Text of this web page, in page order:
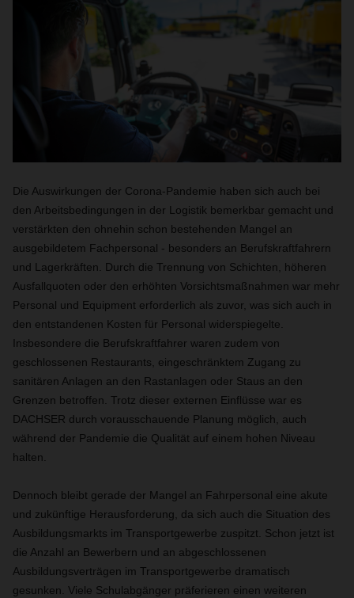
Die Auswirkungen der Corona-Pandemie haben sich auch bei
den Arbeitsbedingungen in der Logistik bemerkbar gemacht und
verstärkten den ohnehin schon bestehenden Mangel an
ausgebildetem Fachpersonal - besonders an Berufskraftfahrern
und Lagerkräften. Durch die Trennung von Schichten, höheren
Ausfallquoten oder den erhöhten Vorsichtsmaßnahmen war mehr
Personal und Equipment erforderlich als zuvor, was sich auch in
den entstandenen Kosten für Personal widerspiegelte.
Insbesondere die Berufskraftfahrer waren zudem von
geschlossenen Restaurants, eingeschränktem Zugang zu
sanitären Anlagen an den Rastanlagen oder Staus an den
Grenzen betroffen. Trotz dieser externen Einflüsse war es
DACHSER durch vorausschauende Planung möglich, auch
während der Pandemie die Qualität auf einem hohen Niveau
halten.
Dennoch bleibt gerade der Mangel an Fahrpersonal eine akute
und zukünftige Herausforderung, da sich auch die Situation des
Ausbildungsmarkts im Transportgewerbe zuspitzt. Schon jetzt ist
die Anzahl an Bewerbern und an abgeschlossenen
Ausbildungsverträgen im Transportgewerbe dramatisch
gesunken. Viele Schulabgänger präferieren einen weiteren